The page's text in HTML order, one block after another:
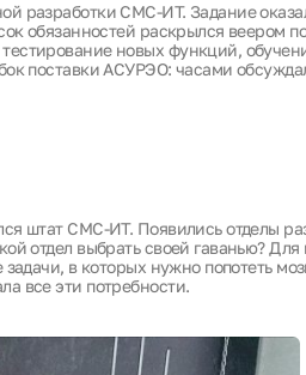
разработки СМС-ИТ. Задание
обязанностей раскрылся веером
новых функций,
поставки АСУРЭО: часами
штат СМС-ИТ. Появились отделы
отдел выбрать своей гаванью? Для
в которых нужно попотеть
все эти потребности.